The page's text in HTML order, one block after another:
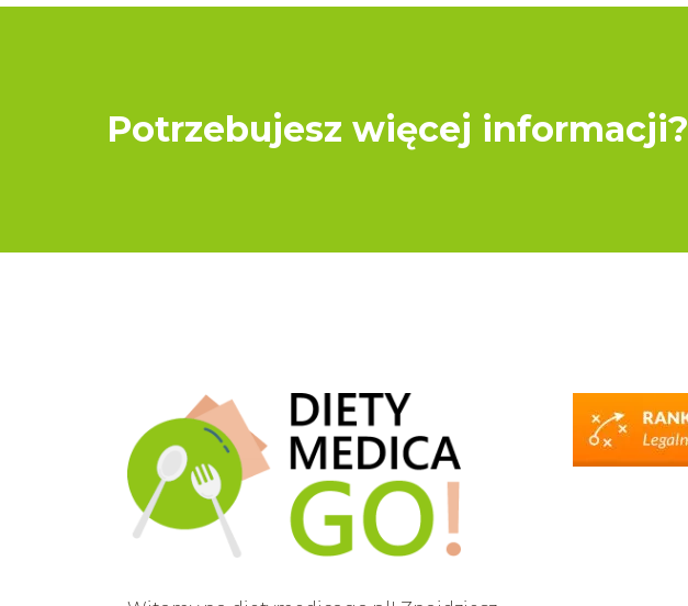
Potrzebujesz więcej informacji?